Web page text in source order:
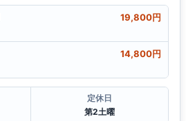
19,800円
14,800円
定休日
第2土曜